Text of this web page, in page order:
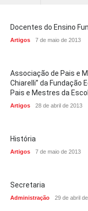
Docentes do Ensino
Artigos 7 de maio de 2013
Associação de Pais e
Chiarelli” da Fundação
Pais e Mestres da
Artigos 28 de abril de 2013
História
Artigos 7 de maio de 2013
Secretaria
Administração 29 de abril